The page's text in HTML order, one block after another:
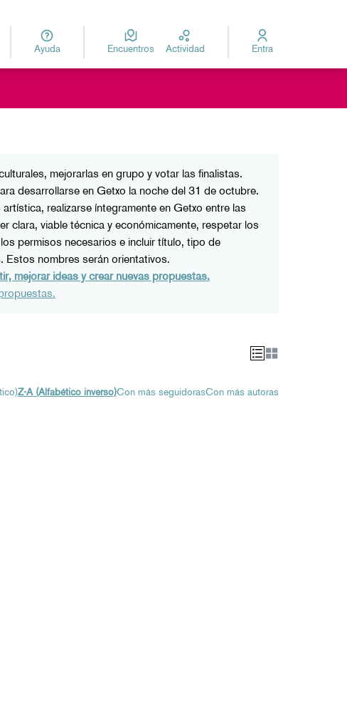
Elegir el idioma
Ayuda Encuentros Actividad Entra
mejorarlas en grupo y votar las finalistas.
desarrollarse en Getxo la noche del 31 de octubre.
realizarse íntegramente en Getxo entre las
clara, viable técnica y económicamente, respetar los
permisos necesarios e incluir título, tipo de
Estos nombres serán orientativos.
mejorar ideas y crear nuevas propuestas.
Z-A (Alfabético inverso)Con más seguidorasCon más autoras